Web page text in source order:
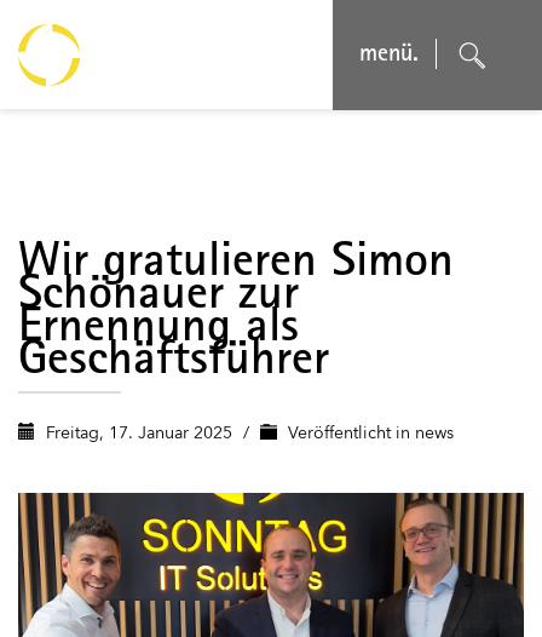
menü.
Wir gratulieren Simon
Schönauer zur
Ernennung als
Geschäftsführer
Freitag, 17. Januar 2025 / Veröffentlicht in news